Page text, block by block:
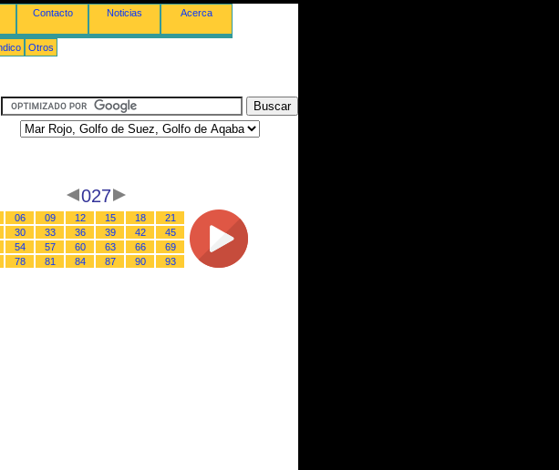
Contacto Noticias Acerca
Otros
027
06 09 12 15 18
21
30 33 36 39 42
45
54 57 60 63 66
69
78 81 84 87 90 93